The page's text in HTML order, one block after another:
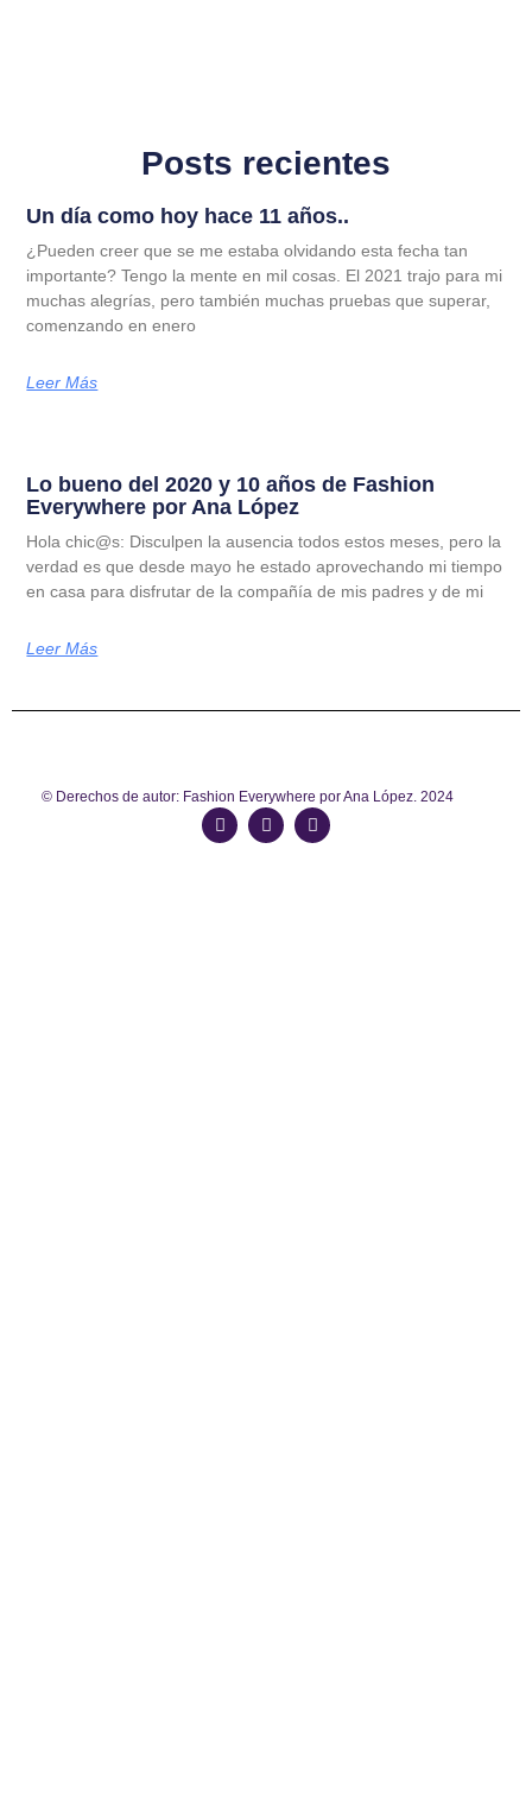
Posts recientes
Un día como hoy hace 11 años..
¿Pueden creer que se me estaba olvidando esta fecha tan
importante? Tengo la mente en mil cosas. El 2021 trajo para mi
muchas alegrías, pero también muchas pruebas que superar,
comenzando en enero
Leer Más
Lo bueno del 2020 y 10 años de Fashion
Everywhere por Ana López
Hola chic@s: Disculpen la ausencia todos estos meses, pero la
verdad es que desde mayo he estado aprovechando mi tiempo
en casa para disfrutar de la compañía de mis padres y de mi
Leer Más
© Derechos de autor: Fashion Everywhere por Ana López. 2024